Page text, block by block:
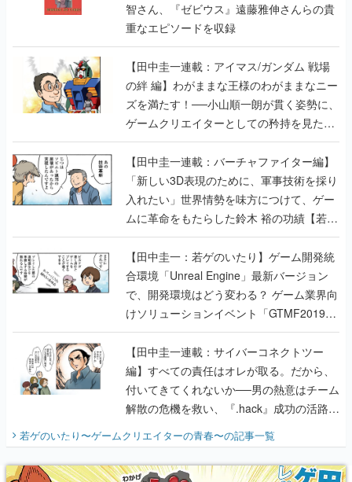
智さん、『ゼビウス』遠藤雅伸さんらの貴
重なエピソードを収録
【田中圭一連載：アイマス/ガンダム 戦場
の絆 編】わがままな王様のわがままなニー
ズを満たす！──小山順一朗が貫く姿勢に、
ゲームクリエイターとしての矜持を見た
【若ゲのいたり最終回】
【田中圭一連載：バーチャファイター編】
「新しい3D表現のために、軍事技術を採り
入れたい」世界情勢を味方につけて、ゲー
ムに革命をもたらした鈴木 裕の功績【若ゲ
のいたり】
【田中圭一：若ゲのいたり】ゲーム開発統
合環境「Unreal Engine」最新バージョン
で、開発環境はどう変わる？ ゲーム業界向
けソリューションイベント「GTMF2019」
に行って、より理解を深めよう【PR】
【田中圭一連載：サイバーコネクトツー
編】すべての責任はオレが取る。だから、
付いてきてくれないか──男の熱意はチーム
解散の危機を救い、『.hack』成功の活路を
開く。業界の快男児・松山 洋に流れる血は
『少年ジャンプ』色だった【若ゲのいた
り】
若ゲのいたり〜ゲームクリエイターの青春〜の記事一覧